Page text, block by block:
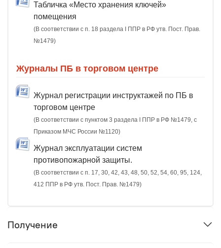
Табличка «Место хранения ключей»
помещения
(В соответствии с п. 18 раздела I ППР в РФ утв. Пост. Прав.
№1479)
Журналы ПБ в торговом центре
Журнал регистрации инструктажей по ПБ в
торговом центре
(В соответствии с пунктом 3 раздела I ППР в РФ №1479, с
Приказом МЧС России №1120)
Журнал эксплуатации систем
противопожарной защиты.
(В соответствии с п. 17, 30, 42, 43, 48, 50, 52, 54, 60, 95, 124,
412 ППР в РФ утв. Пост. Прав. №1479)
Получение